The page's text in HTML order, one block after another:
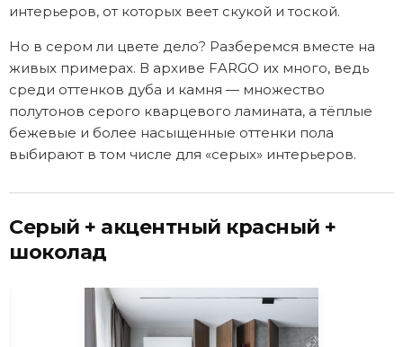
интерьеров, от которых веет скукой и тоской.
Но в сером ли цвете дело? Разберемся вместе на
живых примерах. В архиве FARGO их много, ведь
среди оттенков дуба и камня — множество
полутонов серого кварцевого ламината, а тёплые
бежевые и более насыщенные оттенки пола
выбирают в том числе для «серых» интерьеров.
Серый + акцентный красный +
шоколад